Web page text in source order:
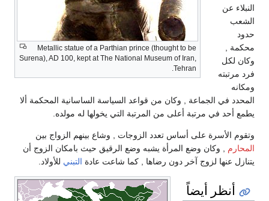
Metallic statue of a Parthian prince (thought to be
Surena), AD 100, kept at The National Museum of Iran,
Tehran.
النبلاء عن
الشعب
حدود
محكمة ,
وكان لكل
فرد مرتبته
ومكانه
المحدد في الجماعة , وكان من قواعد السياسة الساسانية المحكمة ألا
يطمع أحد في مرتبة أعلى من المرتبة التي يخولها له مولده.
وتقوم الأسرة على أساس تعدد الزوجات , وشاع بينهم الزواج بين
المحارم , وكان وضع المرأة يشبه وضع الرقيق حيث بامكان الزوج أن
يتنازل عنها لزوج آخر دون رضاها , كما شاعت عادة التبني للأولاد.
أنظر أيضاً